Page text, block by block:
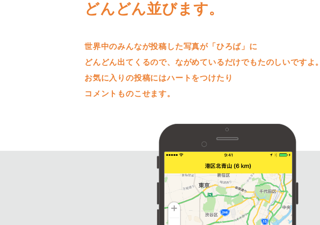
どんどん並びます。
世界中のみんなが投稿した写真が「ひろば」に
どんどん出てくるので、ながめているだけでもたのしいですよ。
お気に入りの投稿にはハートをつけたり
コメントものこせます。